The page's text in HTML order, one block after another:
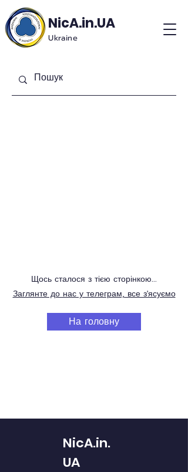
NicA.in.UA
Ukraine
Щось сталося з тією сторінкою...
Заглянте до нас у телеграм, все з'ясуємо
На головну
NicA.in.
UA